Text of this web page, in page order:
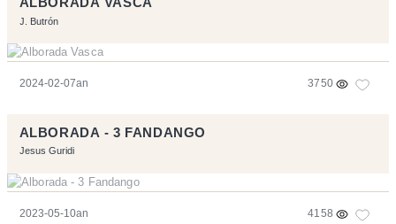
ALBORADA VASCA
J. Butrón
2024-02-07an 3750
ALBORADA - 3 FANDANGO
Jesus Guridi
2023-05-10an 4158